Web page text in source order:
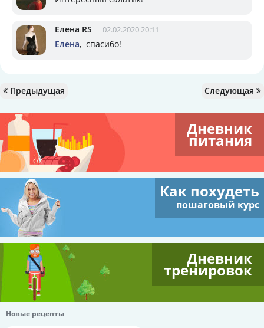
Елена RS 02.02.2020 20:11
Елена, спасибо!
Предыдущая Следующая
Дневник
питания
Как похудеть
пошаговый курс
Дневник
тренировок
Новые рецепты